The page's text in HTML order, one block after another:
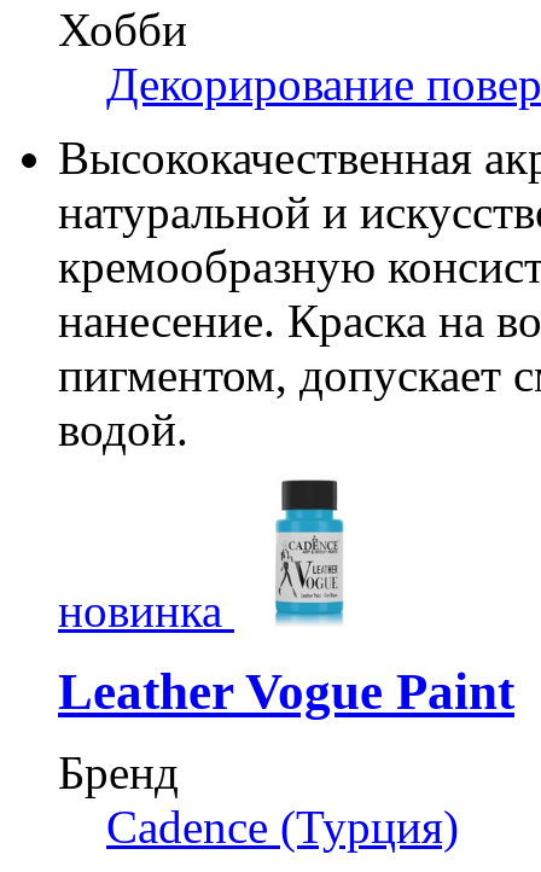
Хобби
Декорирование
Высококачественная
натуральной и
кремообразную
нанесение. Краска на
пигментом, допускает
водой.
новинка
Leather Vogue Paint
Бренд
Cadence (Турция)